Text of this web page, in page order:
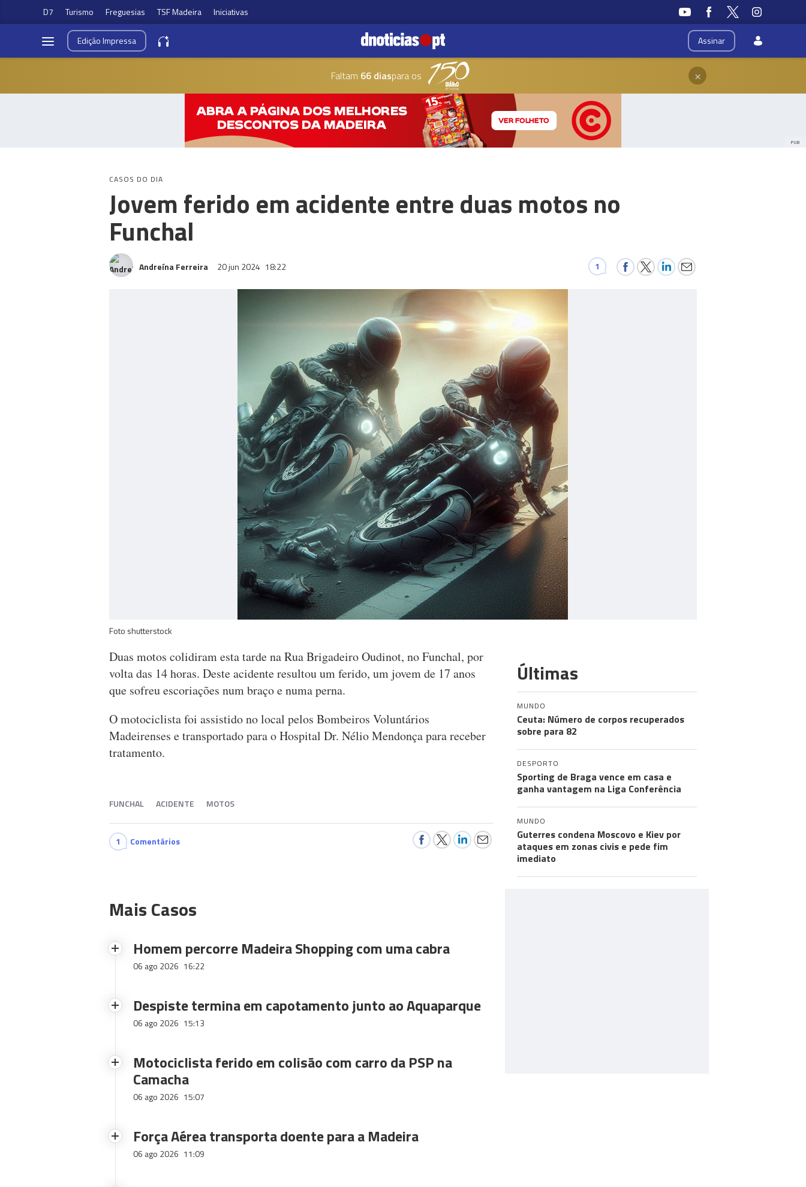
D7 Turismo Freguesias TSF Madeira Iniciativas
Assinar
EdiçãoImpressa
Faltam 66 diaspara os ×
PUB
CASOS DO DIA
Jovem ferido em acidente entre duas motos no
Funchal
Andreína Ferreira 20 jun 2024 18:22 1
Foto shutterstock
Duas motos colidiram esta tarde na Rua Brigadeiro Oudinot, no Funchal, por
volta das 14 horas. Deste acidente resultou um ferido, um jovem de 17 anos
que sofreu escoriações num braço e numa perna.
O motociclista foi assistido no local pelos Bombeiros Voluntários
Madeirenses e transportado para o Hospital Dr. Nélio Mendonça para receber
tratamento.
FUNCHAL ACIDENTE MOTOS
1 Comentários
Mais Casos
Homem percorre Madeira Shopping com uma cabra
06 ago 2026 16:22
Despiste termina em capotamento junto ao Aquaparque
06 ago 2026 15:13
Motociclista ferido em colisão com carro da PSP na
Camacha
06 ago 2026 15:07
Força Aérea transporta doente para a Madeira
06 ago 2026 11:09
Últimas
MUNDO
Ceuta: Número de corpos recuperados
sobre para 82
DESPORTO
Sporting de Braga vence em casa e
ganha vantagem na Liga Conferência
MUNDO
Guterres condena Moscovo e Kiev por
ataques em zonas civis e pede fim
imediato